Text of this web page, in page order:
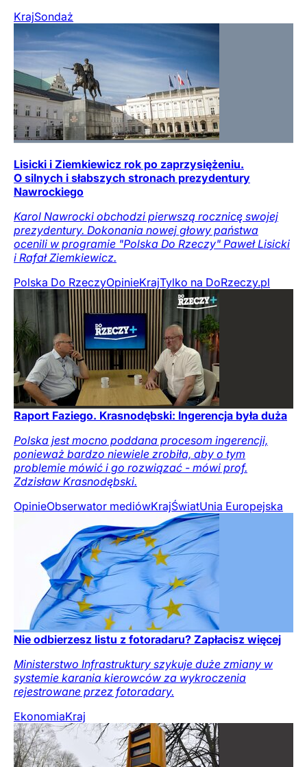
KrajSondaż
Lisicki i Ziemkiewicz rok po zaprzysiężeniu.
O silnych i słabszych stronach prezydentury
Nawrockiego
Karol Nawrocki obchodzi pierwszą rocznicę swojej
prezydentury. Dokonania nowej głowy państwa
ocenili w programie "Polska Do Rzeczy" Paweł Lisicki
i Rafał Ziemkiewicz.
Polska Do RzeczyOpinieKrajTylko na DoRzeczy.pl
Raport Faziego. Krasnodębski: Ingerencja była duża
Polska jest mocno poddana procesom ingerencji,
ponieważ bardzo niewiele zrobiła, aby o tym
problemie mówić i go rozwiązać - mówi prof.
Zdzisław Krasnodębski.
OpinieObserwator mediówKrajŚwiatUnia Europejska
Nie odbierzesz listu z fotoradaru? Zapłacisz więcej
Ministerstwo Infrastruktury szykuje duże zmiany w
systemie karania kierowców za wykroczenia
rejestrowane przez fotoradary.
EkonomiaKraj